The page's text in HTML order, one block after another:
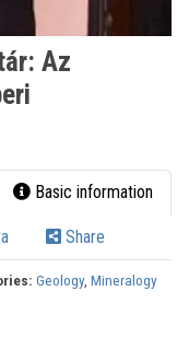
Az
Basic information
Share
Geology, Mineralogy